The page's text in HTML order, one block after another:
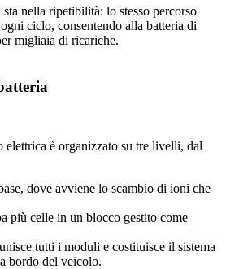
nella ripetibilità: lo stesso percorso
ciclo, consentendo alla batteria di
migliaia di ricariche.
elettrica è organizzato su tre livelli, dal
dove avviene lo scambio di ioni che
più celle in un blocco gestito come
tutti i moduli e costituisce il sistema
bordo del veicolo.